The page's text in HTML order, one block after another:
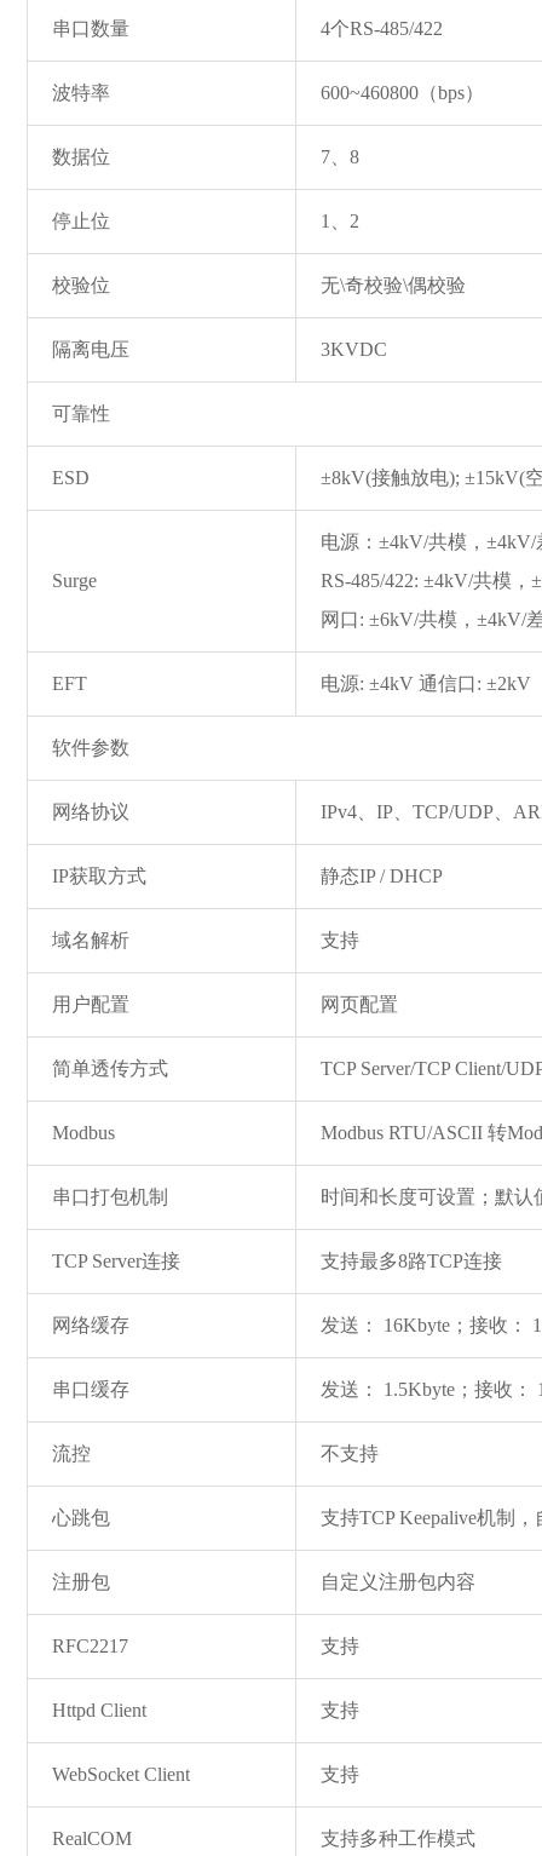
串口数量 4个RS-485/422
波特率 600~460800（bps）
数据位 7、8
停止位 1、2
校验位 无\奇校验\偶校验
隔离电压 3KVDC
可靠性
ESD ±8kV(接触放电); ±15kV(
Surge
电源：±4kV/共模，±4kV/
RS-485/422: ±4kV/共模，
网口: ±6kV/共模，±4kV/
EFT 电源: ±4kV 通信口: ±2kV
软件参数
网络协议 IPv4、IP、TCP/UDP、
IP获取方式 静态IP / DHCP
域名解析 支持
用户配置 网页配置
简单透传方式 TCP Server/TCP Client/
Modbus Modbus RTU/ASCII 转
串口打包机制 时间和长度可设置；默认
TCP Server连接 支持最多8路TCP连接
网络缓存 发送： 16Kbyte；接收：
串口缓存 发送： 1.5Kbyte；接收：
流控 不支持
心跳包 支持TCP Keepalive机制
注册包 自定义注册包内容
RFC2217 支持
Httpd Client 支持
WebSocket Client 支持
RealCOM 支持多种工作模式